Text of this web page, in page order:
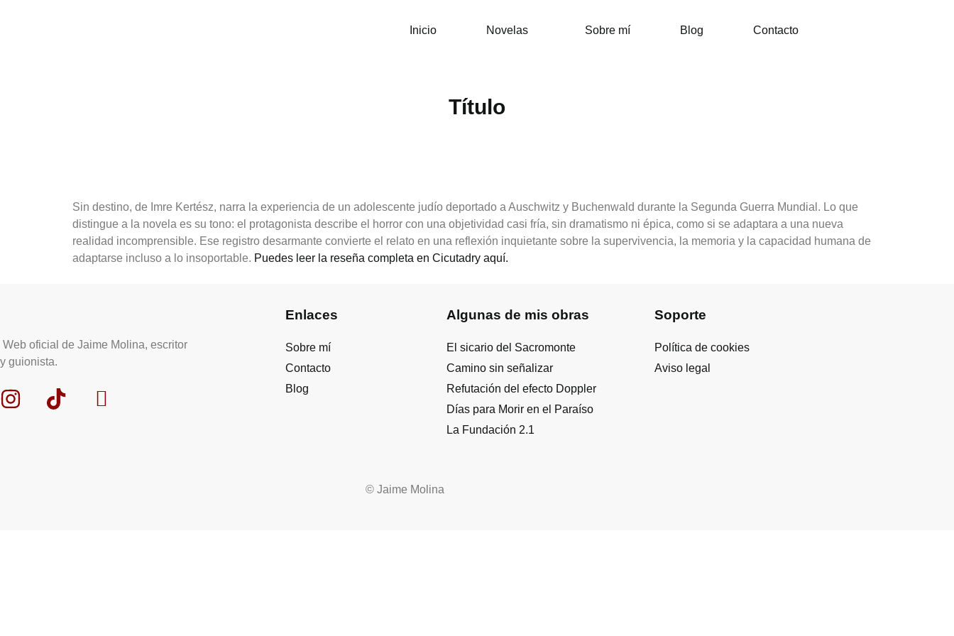
Inicio Novelas Sobre mí Blog Contacto
Título
Sin destino, de Imre Kertész, narra la experiencia de un adolescente judío deportado a Auschwitz y Buchenwald durante la Segunda Guerra Mundial. Lo que
distingue a la novela es su tono: el protagonista describe el horror con una objetividad casi fría, sin dramatismo ni épica, como si se adaptara a una nueva
realidad incomprensible. Ese registro desarmante convierte el relato en una reflexión inquietante sobre la supervivencia, la memoria y la capacidad humana de
adaptarse incluso a lo insoportable. Puedes leer la reseña completa en Cicutadry aquí.
Web oficial de Jaime Molina, escritor
y guionista.
Enlaces
Sobre mí
Contacto
Blog
Algunas de mis obras
El sicario del Sacromonte
Camino sin señalizar
Refutación del efecto Doppler
Días para Morir en el Paraíso
La Fundación 2.1
Soporte
Política de cookies
Aviso legal
© Jaime Molina